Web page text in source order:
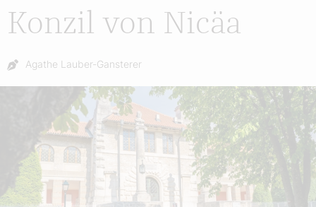
Konzil von Nicäa
Autor:
Agathe Lauber-Gansterer